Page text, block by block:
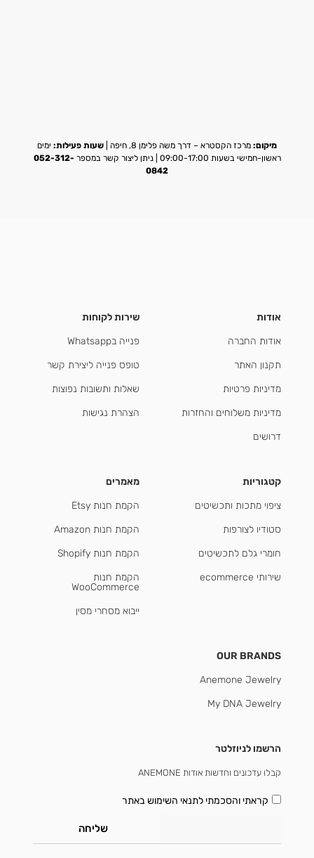
מיקום: מרכז הקסטרא – דרך משה פלימן 8, חיפה | שעות פעילות: ימים
ראשון-חמישי בשעות 09:00-17:00 | ניתן ליצור קשר במספר
052-312-
0842
אודות
אודות החברה
תקנון האתר
מדיניות פרטיות
מדיניות משלוחים והחזרות
דרושים
שירות לקוחות
פנייה בWhatsapp
טופס פנייה ליצירת קשר
שאלות ותשובות נפוצות
הצהרת נגישות
קטגוריות
ציפוי מתכות ותכשיטים
סטודיו לצורפות
חומרי גלם לתכשיטים
שירותי ecommerce
מאמרים
הקמת חנות Etsy
הקמת חנות Amazon
הקמת חנות Shopify
הקמת חנות
WooCommerce
ייבוא מסחרי מסין
OUR BRANDS
Anemone Jewelry
My DNA Jewelry
הרשמו לניוזלטר
קבלו עדכונים וחדשות אודות ANEMONE
קראתי והסכמתילתנאי השימוש באתר
שליחה